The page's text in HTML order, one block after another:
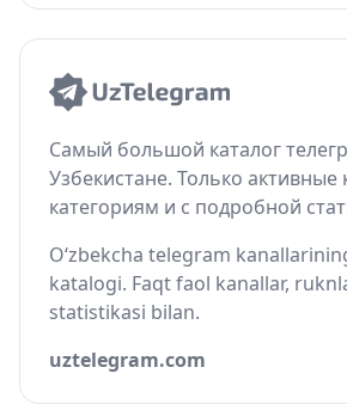
Самый большой каталог
Узбекистане. Только активные
категориям и с подробной
O‘zbekcha telegram
katalogi. Faqt faol kanallar,
statistikasi bilan.
uztelegram.com